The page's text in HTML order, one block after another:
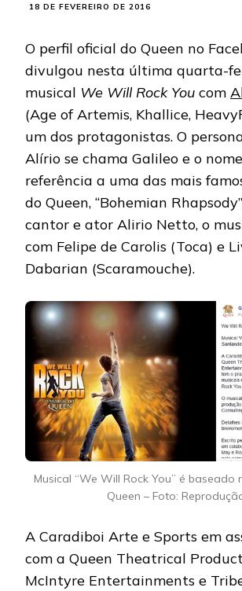
18 DE FEVEREIRO DE 2016
O perfil oficial do Queen no
divulgou nesta última quarta-
musical We Will Rock You com
(Age of Artemis, Khallice,
um dos protagonistas. O
Alírio se chama Galileo e o
referência a uma das mais
do Queen, “Bohemian
cantor e ator Alirio Netto, o
com Felipe de Carolis (Toca) e
Dabarian (Scaramouche).
Musical “We Will Rock You” é baseado
Queen – Foto:
A Caradiboi Arte e Sports em
com a Queen Theatrical
McIntyre Entertainments e